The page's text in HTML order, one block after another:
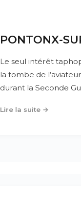
PONTONX-
Le seul intérêt
la tombe de
durant la Seconde
Lire la suite →